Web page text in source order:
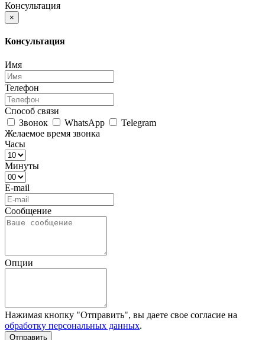
Консультация
×
Консультация
Имя
Телефон
Способ связи
Звонок
WhatsApp
Telegram
Желаемое время звонка
Часы
Минуты
E-mail
Сообщение
Опции
Нажимая кнопку "Отправить", вы даете свое согласие на
обработку персональных данных.